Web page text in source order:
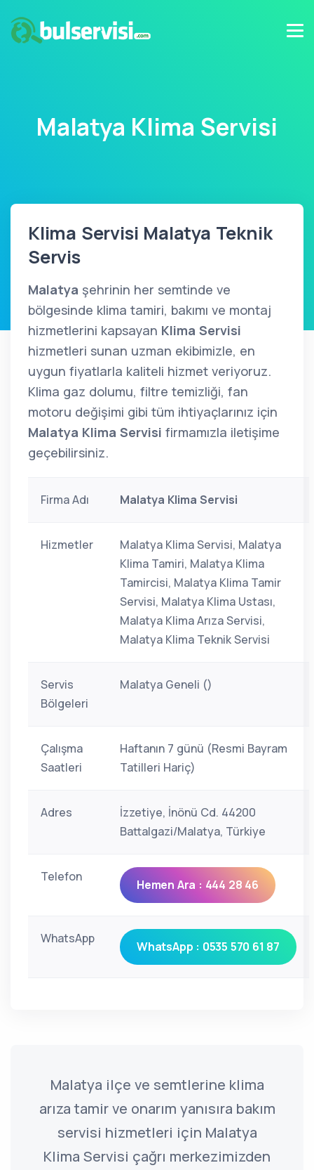
Malatya Klima Servisi
Klima Servisi Malatya Teknik
Servis
Malatya şehrinin her semtinde ve
bölgesinde klima tamiri, bakımı ve montaj
hizmetlerini kapsayan Klima Servisi
hizmetleri sunan uzman ekibimizle, en
uygun fiyatlarla kaliteli hizmet veriyoruz.
Klima gaz dolumu, filtre temizliği, fan
motoru değişimi gibi tüm ihtiyaçlarınız için
Malatya Klima Servisi firmamızla iletişime
geçebilirsiniz.
Firma Adı Malatya Klima Servisi
Hizmetler
Malatya Klima Servisi, Malatya
Klima Tamiri, Malatya Klima
Tamircisi, Malatya Klima Tamir
Servisi, Malatya Klima Ustası,
Malatya Klima Arıza Servisi,
Malatya Klima Teknik Servisi
Servis
Bölgeleri
Malatya Geneli ()
Çalışma
Saatleri
Haftanın 7 günü (Resmi Bayram
Tatilleri Hariç)
Adres
İzzetiye, İnönü Cd. 44200
Battalgazi/Malatya, Türkiye
Telefon
Hemen Ara : 444 28 46
WhatsApp
WhatsApp : 0535 570 61 87
Malatya ilçe ve semtlerine klima
arıza tamir ve onarım yanısıra bakım
servisi hizmetleri için Malatya
Klima Servisi çağrı merkezimizden